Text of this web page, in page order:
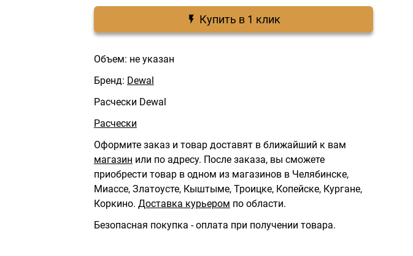
Купить в 1 клик
Объем: не указан
Бренд: Dewal
Расчески Dewal
Расчески
Оформите заказ и товар доставят в ближайший к вам
магазин или по адресу. После заказа, вы сможете
приобрести товар в одном из магазинов в Челябинске,
Миассе, Златоусте, Кыштыме, Троицке, Копейске, Кургане,
Коркино. Доставка курьером по области.
Безопасная покупка - оплата при получении товара.